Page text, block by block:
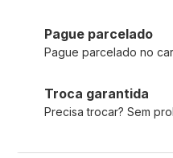
Pague parcelado
Pague parcelado no
Troca garantida
Precisa trocar? Sem